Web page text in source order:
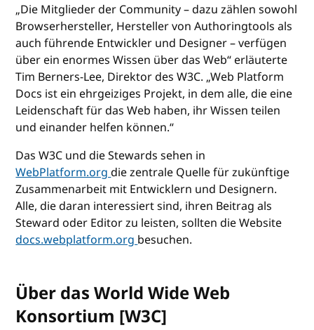
„Die Mitglieder der Community – dazu zählen sowohl
Browserhersteller, Hersteller von Authoringtools als
auch führende Entwickler und Designer – verfügen
über ein enormes Wissen über das Web“ erläuterte
Tim Berners-Lee, Direktor des W3C. „Web Platform
Docs ist ein ehrgeiziges Projekt, in dem alle, die eine
Leidenschaft für das Web haben, ihr Wissen teilen
und einander helfen können.“
Das W3C und die Stewards sehen in
WebPlatform.orgdie zentrale Quelle für zukünftige
Zusammenarbeit mit Entwicklern und Designern.
Alle, die daran interessiert sind, ihren Beitrag als
Steward oder Editor zu leisten, sollten die Website
docs.webplatform.orgbesuchen.
Über das World Wide Web
Konsortium [W3C]